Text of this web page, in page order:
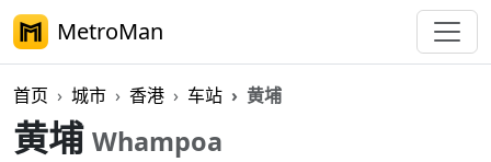
MetroMan
首页 城市 香港 车站 黄埔
黄埔 Whampoa